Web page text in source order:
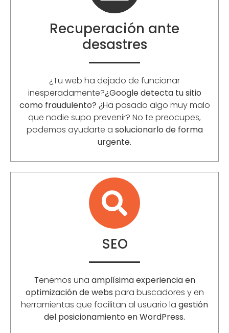
Recuperación ante
desastres
¿Tu web ha dejado de funcionar
inesperadamente?¿Google detecta tu sitio
como fraudulento? ¿Ha pasado algo muy malo
que nadie supo prevenir? No te preocupes,
podemos ayudarte a solucionarlo de forma
urgente.
SEO
Tenemos una amplísima experiencia en
optimización de webs para buscadores y en
herramientas que facilitan al usuario la gestión
del posicionamiento en WordPress.